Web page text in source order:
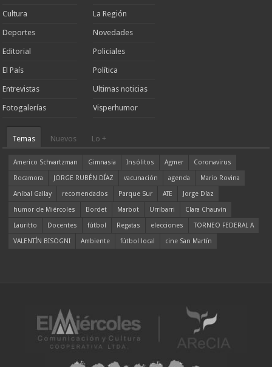
Cultura
Deportes
Editorial
El País
Entrevistas
Fotogalerías
La Región
Novedades
Policiales
Política
Ultimas noticias
Visperhumor
Temas Nuevos Lo +
Americo Schvartzman Gimnasia Insólitos Agmer
Coronavirus
Rocamora
JORGE RUBÉN DÍAZ vacunación agenda
Mario Rovina
Aníbal Gallay
recomendados Parque Sur ATE
Jorge Díaz
humor de Miércoles
Bordet Marbot Urribarri
Clara Chauvín
Lauritto
Docentes fútbol Regatas elecciones
TORNEO FEDERAL A
VALENTÍN BISOGNI
Ambiente fútbol local cine San Martín